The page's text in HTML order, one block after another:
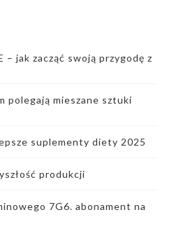
– jak zacząć swoją przygodę z
polegają mieszane sztuki
suplementy diety 2025
produkcji
7G6. abonament na